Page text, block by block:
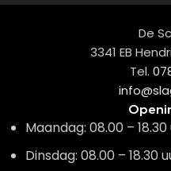
De
3341 EB
Tel.
Maandag: 08.00 – 18.30
Dinsdag: 08.00 – 18.30